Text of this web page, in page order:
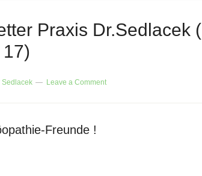
Praxis Dr.Sedlacek (
17)
Sedlacek Leave a Comment
Freunde !